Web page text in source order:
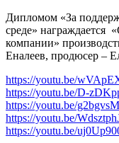
Дипломом «За
среде» награждается
компании»
Еналеев, продюсер –
https://youtu.be/
https://youtu.be/D-
https://youtu.be/
https://youtu.be/
https://youtu.be/